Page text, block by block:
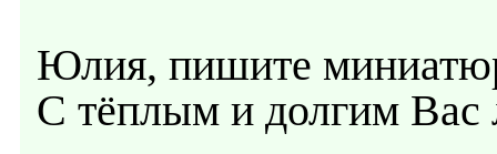
Юлия, пишите
С тёплым и долгим Вас